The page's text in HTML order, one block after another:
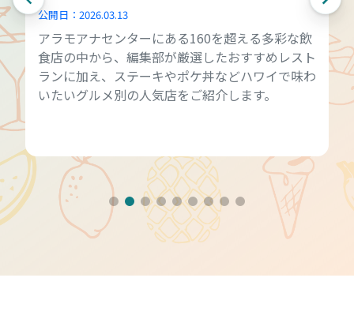
公開日： 2026.03.13
アラモアナセンターにある160を超える多彩な飲
食店の中から、編集部が厳選したおすすめレスト
ランに加え、ステーキやポケ丼などハワイで味わ
いたいグルメ別の人気店をご紹介します。